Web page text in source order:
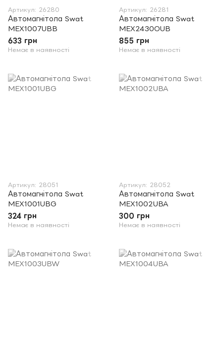
Артикул: 26280
Автомагнітола Swat
MEX1007UBB
633 грн
Немає в наявності
Артикул: 26281
Автомагнітола Swat
MEX2430OUB
855 грн
Немає в наявності
Артикул: 28051
Автомагнітола Swat
MEX1001UBG
324 грн
Немає в наявності
Артикул: 28052
Автомагнітола Swat
MEX1002UBA
300 грн
Немає в наявності